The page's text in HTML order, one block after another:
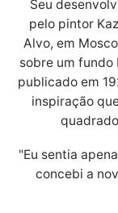
Seu
pelo pintor
Alvo, em
sobre um fundo
publicado em
inspiração
"Eu sentia
concebi a